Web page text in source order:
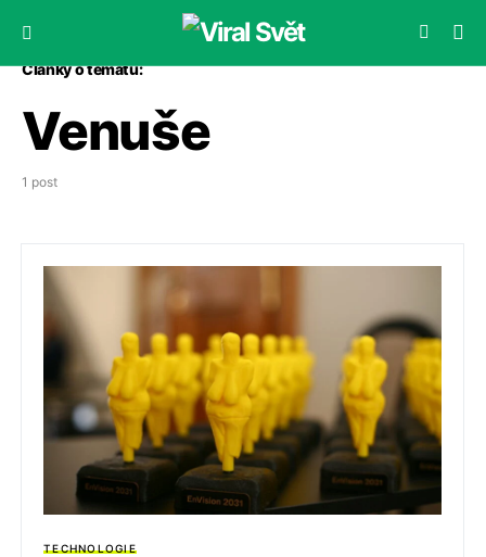
Články o tématu:
Venuše
1 post
TECHNOLOGIE